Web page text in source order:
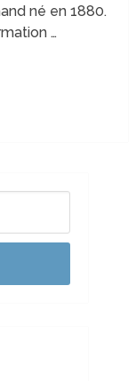
né en 1880.
…